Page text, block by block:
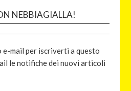
NEBBIAGIALLA!
mail per iscriverti a questo
le notifiche dei nuovi articoli